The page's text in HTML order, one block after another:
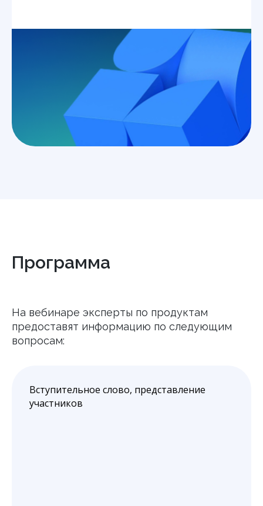
Программа
На вебинаре эксперты по продуктам
предоставят информацию по следующим
вопросам:
Вступительное слово, представление
участников